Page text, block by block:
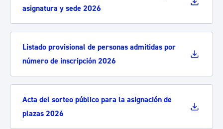
asignatura y sede 2026
Listado provisional de personas admitidas por
número de inscripción 2026
Acta del sorteo público para la asignación de
plazas 2026